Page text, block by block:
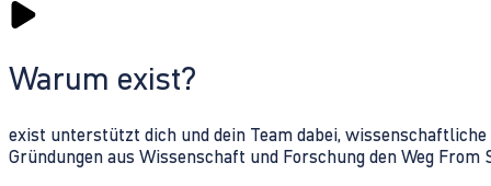
Warum exist?
exist unterstützt dich und dein Team dabei,
Gründungen aus Wissenschaft und Forschung den Weg From